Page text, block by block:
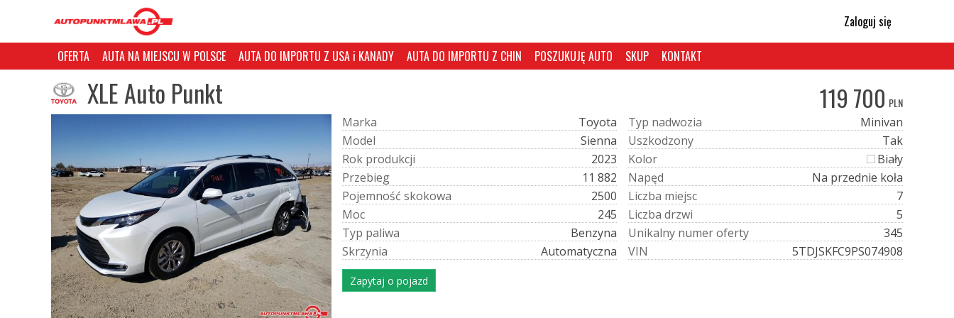
Zaloguj się
OFERTA AUTA NA MIEJSCU W POLSCE AUTA DO IMPORTU Z USA i KANADY AUTA DO IMPORTU Z CHIN POSZUKUJĘ AUTO SKUP KONTAKT
XLE Auto Punkt 119 700 PLN
Marka
Toyota
Model
Sienna
Rok produkcji
2023
Przebieg
11 882
Pojemność skokowa
2500
Moc
245
Typ paliwa
Benzyna
Skrzynia Automatyczna
Typ nadwozia
Minivan
Uszkodzony
Tak
Kolor
Biały
Napęd
Na przednie koła
Liczba miejsc
7
Liczba drzwi
5
Unikalny numeroferty
345
VIN 5TDJSKFC9PS074908
Zapytaj o pojazd